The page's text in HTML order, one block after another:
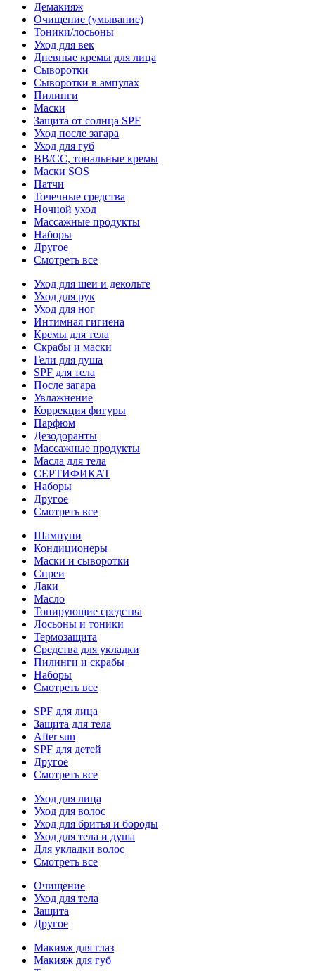
Демакияж
Очищение (умывание)
Тоники/лосьоны
Уход для век
Дневные кремы для лица
Сыворотки
Сыворотки в ампулах
Пилинги
Маски
Защита от солнца SPF
Уход после загара
Уход для губ
BB/CC, тональные кремы
Маски SOS
Патчи
Точечные средства
Ночной уход
Массажные продукты
Наборы
Другое
Смотреть все
Уход для шеи и декольте
Уход для рук
Уход для ног
Интимная гигиена
Кремы для тела
Скрабы и маски
Гели для душа
SPF для тела
После загара
Увлажнение
Коррекция фигуры
Парфюм
Дезодоранты
Массажные продукты
Масла для тела
СЕРТИФИКАТ
Наборы
Другое
Смотреть все
Шампуни
Кондиционеры
Маски и сыворотки
Спреи
Лаки
Масло
Тонирующие средства
Лосьоны и тоники
Термозащита
Средства для укладки
Пилинги и скрабы
Наборы
Смотреть все
SPF для лица
Защита для тела
After sun
SPF для детей
Другое
Смотреть все
Уход для лица
Уход для волос
Уход для бритья и бороды
Уход для тела и душа
Для укладки волос
Смотреть все
Очищение
Уход для тела
Защита
Другое
Макияж для глаз
Макияж для губ